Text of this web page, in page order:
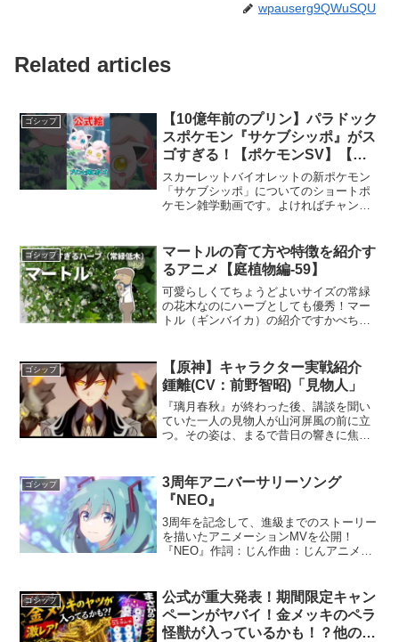
wpauserg9QWuSQU
Related articles
ゴシップ
【10億年前のプリン】パラドック
スポケモン『サケブシッポ』がス
ゴすぎる！【ポケモンSV】【ポ
ケモン雑学】#Shorts
スカーレットバイオレットの新ポケモン
「サケブシッポ」についてのショートポ
ケモン雑学動画です。よければチャンネ
【ポケモン雑学】 ✅【赤緑】怖い...
ゴシップ
マートルの育て方や特徴を紹介す
るアニメ【庭植物編-59】
可愛らしくてちょうどよいサイズの常緑
の花木なのにハーブとしても優秀！マー
トル（ギンバイカ）の紹介ですかべちょ
方、園芸大好きな方などに見ていただき
たいチャンネル...
ゴシップ
【原神】キャラクター実戦紹介
鍾離(CV：前野智昭)「見物人」
『璃月春秋』が終わった後、講談を聞い
ていた一人の見物人が山河屏風の前に立
つ。その姿は、まるで昔日の響きに焦が
前の往事なのだ。【キャスト】鍾離 前
野智昭ーーーーーーー...
ゴシップ
3周年アニバーサリーソング
『NEO』
3周年を記念して、進級までのストーリー
を描いたアニメーションMVを公開！
『NEO』作詞：じん作曲：じんアニメー
ターデザイン：常温作画監督：niL...
ゴシップ
公式が重大発表！期間限定キャン
ペーンがヤバイ！金メッキのペラ
怪獣が入っているかも！？他のフ